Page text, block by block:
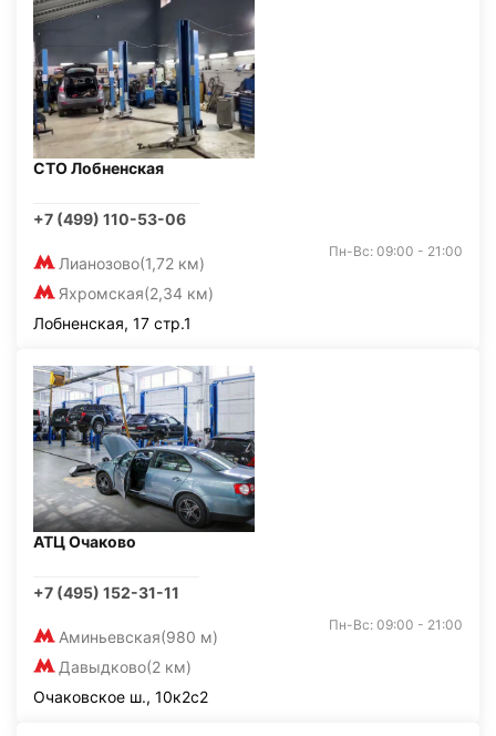
СТО Лобненская
+7 (499) 110-53-06
Лианозово(1,72 км)
Яхромская(2,34 км)
Пн-Вс: 09:00 - 21:00
Лобненская, 17 стр.1
АТЦ Очаково
+7 (495) 152-31-11
Аминьевская(980 м)
Давыдково(2 км)
Пн-Вс: 09:00 - 21:00
Очаковское ш., 10к2с2